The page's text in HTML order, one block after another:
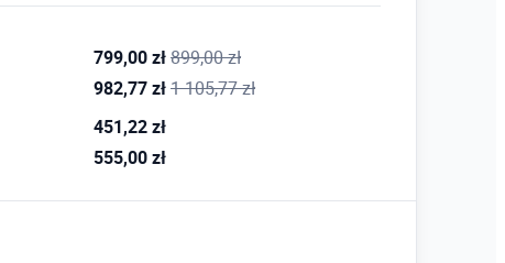
799,00 zł899,00 zł
982,77 zł1 105,77 zł
451,22 zł
555,00 zł